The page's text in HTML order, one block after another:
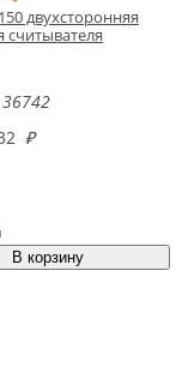
двухсторонняя
считывателя
36742
₽